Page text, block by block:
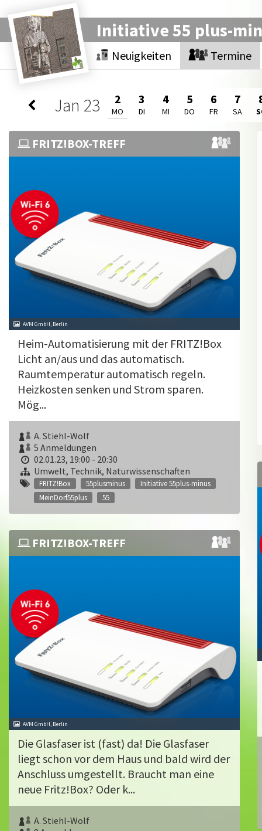
Initiative 55 plus-
Neuigkeiten Termine
Jan 23 2
MO
3
DI
4
MI
5
DO
6
FR
7
SA
FRITZ!BOX-TREFF
AVM GmbH, Berlin
Heim-Automatisierung mit der FRITZ!Box
Licht an/aus und das automatisch.
Raumtemperatur automatisch regeln.
Heizkosten senken und Strom sparen.
Mög...
A. Stiehl-Wolf
5 Anmeldungen
02.01.23, 19:00 - 20:30
Umwelt, Technik, Naturwissenschaften
FRITZ!Box 55plusminus
Initiative 55plus-minus
MeinDorf55plus
55
FRITZ!BOX-TREFF
AVM GmbH, Berlin
Die Glasfaser ist (fast) da! Die Glasfaser
liegt schon vor dem Haus und bald wird der
Anschluss umgestellt. Braucht man eine
neue Fritz!Box? Oder k...
A. Stiehl-Wolf